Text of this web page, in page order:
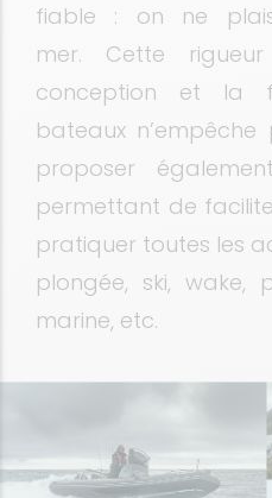
fiable : on ne
mer. Cette
conception et la
bateaux
proposer
permettant de
pratiquer toutes les
plongée, ski, wake,
marine, etc.